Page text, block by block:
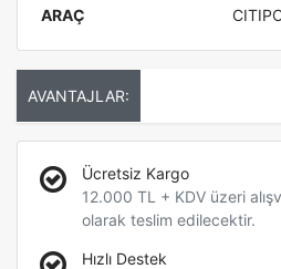
ARAÇ
AVANTAJLAR:
Ücretsiz Kargo
12.000 TL + KDV üzeri
olarak teslim edilecektir.
Hızlı Destek